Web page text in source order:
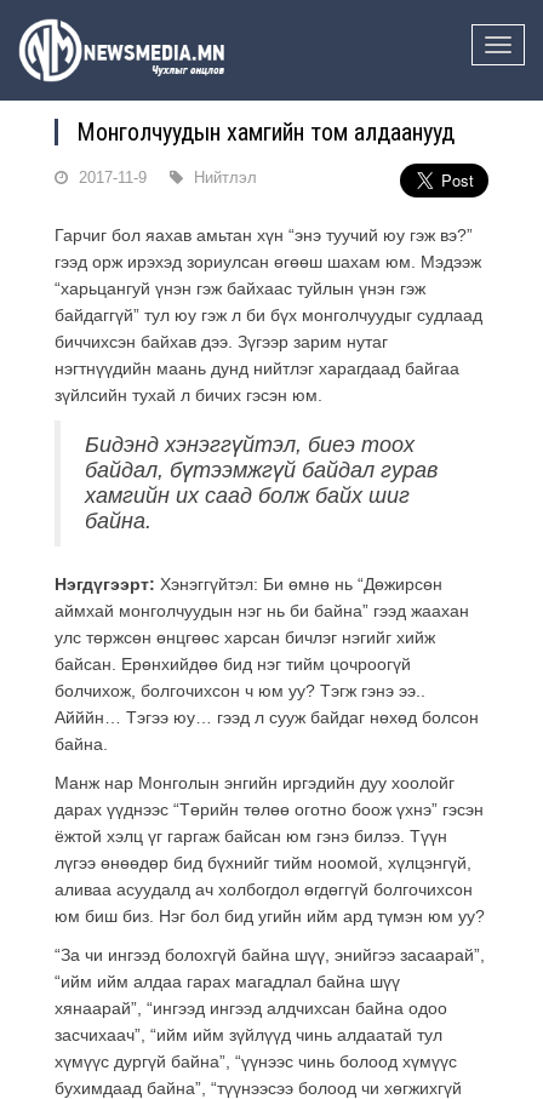
Toggle
Монголчуудын хамгийн том алдаанууд
2017-11-9 Нийтлэл
Гарчиг бол яахав амьтан хүн “энэ туучий юу гэж вэ?”
гээд орж ирэхэд зориулсан өгөөш шахам юм. Мэдээж
“харьцангуй үнэн гэж байхаас туйлын үнэн гэж
байдаггүй” тул юу гэж л би бүх монголчуудыг судлаад
биччихсэн байхав дээ. Зүгээр зарим нутаг
нэгтнүүдийн маань дунд нийтлэг харагдаад байгаа
зүйлсийн тухай л бичих гэсэн юм.
Бидэнд хэнэггүйтэл, биеэ тоох
байдал, бүтээмжгүй байдал гурав
хамгийн их саад болж байх шиг
байна.
Нэгдүгээрт: Хэнэггүйтэл: Би өмнө нь “Дөжирсөн
аймхай монголчуудын нэг нь би байна” гээд жаахан
улс төржсөн өнцгөөс харсан бичлэг нэгийг хийж
байсан. Ерөнхийдөө бид нэг тийм цочроогүй
болчихож, болгочихсон ч юм уу? Тэгж гэнэ ээ..
Айййн… Тэгээ юу… гээд л сууж байдаг нөхөд болсон
байна.
Манж нар Монголын энгийн иргэдийн дуу хоолойг
дарах үүднээс “Төрийн төлөө оготно боож үхнэ” гэсэн
ёжтой хэлц үг гаргаж байсан юм гэнэ билээ. Түүн
лүгээ өнөөдөр бид бүхнийг тийм ноомой, хүлцэнгүй,
аливаа асуудалд ач холбогдол өгдөггүй болгочихсон
юм биш биз. Нэг бол бид угийн ийм ард түмэн юм уу?
“За чи ингээд болохгүй байна шүү, энийгээ засаарай”,
“ийм ийм алдаа гарах магадлал байна шүү
хянаарай”, “ингээд ингээд алдчихсан байна одоо
засчихаач”, “ийм ийм зүйлүүд чинь алдаатай тул
хүмүүс дургүй байна”, “үүнээс чинь болоод хүмүүс
бухимдаад байна”, “түүнээсээ болоод чи хөгжихгүй